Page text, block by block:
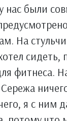
нас были
На
сидеть,
фитнеса.
я с ним